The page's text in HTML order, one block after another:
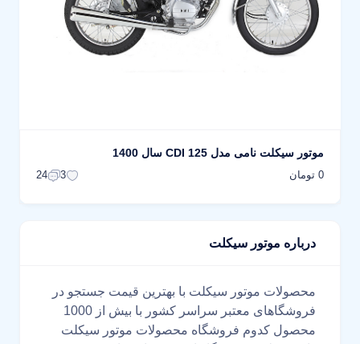
موتور سیکلت نامی مدل 125 CDI سال 1400
0 تومان 3
24
درباره موتور سیکلت
محصولات موتور سیکلت با بهترین قیمت جستجو در
فروشگاهای معتبر سراسر کشور با بیش از 1000
محصول کدوم فروشگاه محصولات موتور سیکلت